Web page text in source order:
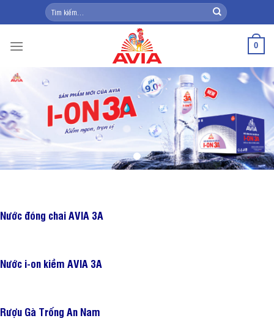
to
Tìm
kiếm:
0
Nước đóng chai AVIA 3A
Nước i-on kiềm AVIA 3A
Rượu Gà Trống An Nam